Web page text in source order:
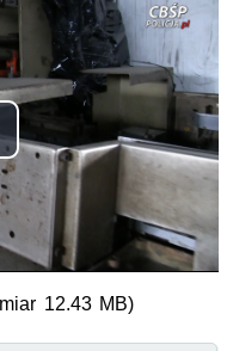
12.43 MB)